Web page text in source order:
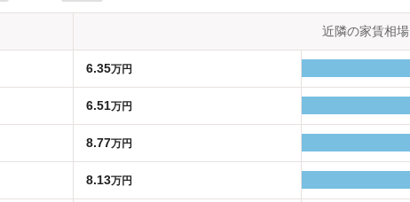
近隣の家賃相場
6.35万円
6.51万円
8.77万円
8.13万円